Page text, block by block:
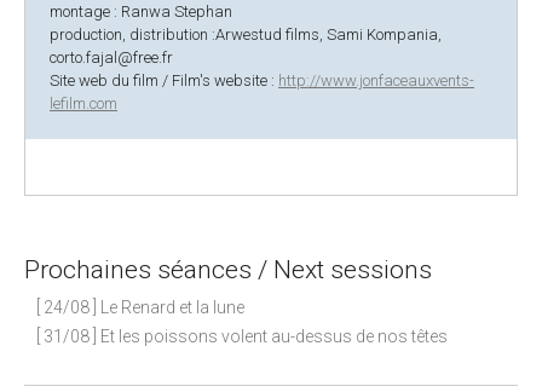
montage : Ranwa Stephan
production, distribution :Arwestud films, Sami Kompania,
corto.fajal@free.fr
Site web du film / Film's website : http://www.jonfaceauxvents-
lefilm.com
Prochaines séances / Next sessions
[ 24/08 ] Le Renard et la lune
[ 31/08 ] Et les poissons volent au-dessus de nos têtes